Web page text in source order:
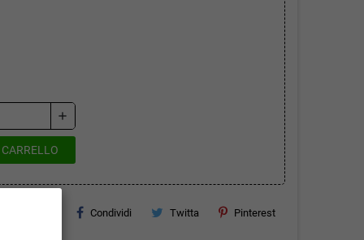
add
Condividi Twitta Pinterest